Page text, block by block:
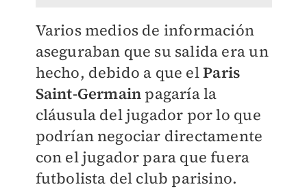
Varios medios de información
aseguraban que su salida era un
hecho, debido a que elParis
Saint-Germain pagaría la
cláusula del jugador por lo que
podrían negociar directamente
con el jugador para que fuera
futbolista del club parisino.